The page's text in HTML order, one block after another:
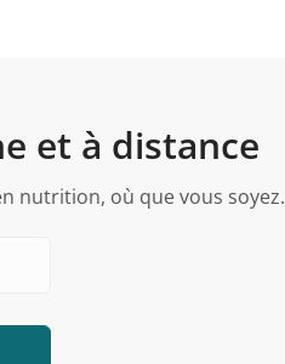
et à distance
nutrition, où que vous soyez.